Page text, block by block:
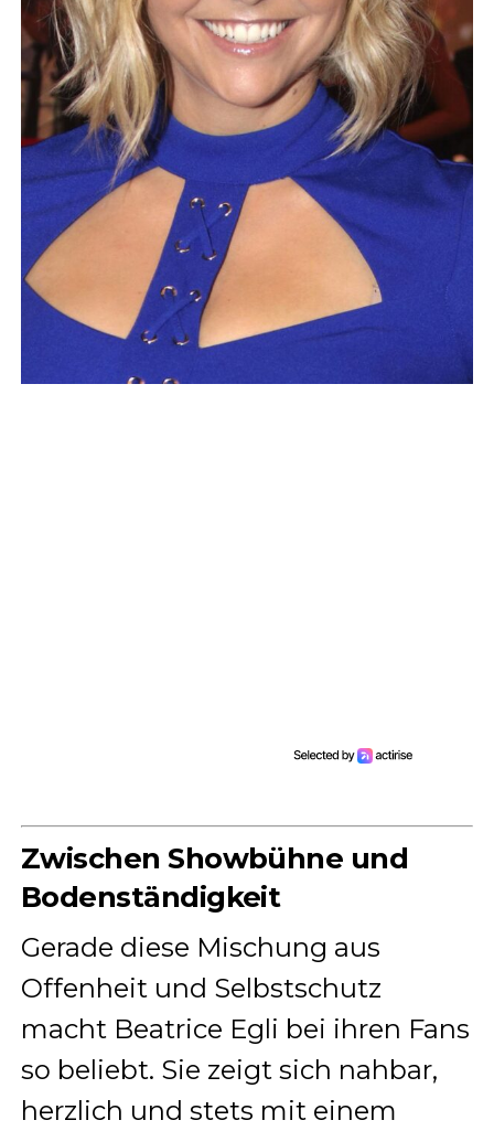
Zwischen Showbühne und
Bodenständigkeit
Gerade diese Mischung aus
Offenheit und Selbstschutz
macht Beatrice Egli bei ihren Fans
so beliebt. Sie zeigt sich nahbar,
herzlich und stets mit einem